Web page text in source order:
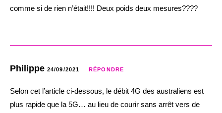
comme si de rien n’était!!!! Deux poids deux mesures????
Philippe 24/09/2021 RÉPONDRE
Selon cet l’article ci-dessous, le débit 4G des australiens est
plus rapide que la 5G… au lieu de courir sans arrêt vers de